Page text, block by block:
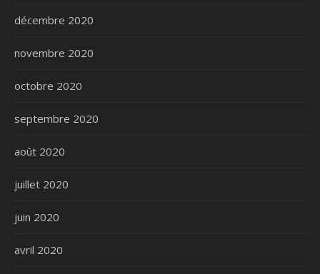
décembre 2020
novembre 2020
octobre 2020
septembre 2020
août 2020
juillet 2020
juin 2020
avril 2020